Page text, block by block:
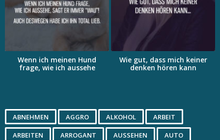
Wenn ich meinen Hund
frage, wie ich aussehe
Wie gut, dass mich keiner
denken hören kann
ABNEHMEN AGGRO ALKOHOL ARBEIT
ARBEITEN ARROGANT AUSSEHEN AUTO